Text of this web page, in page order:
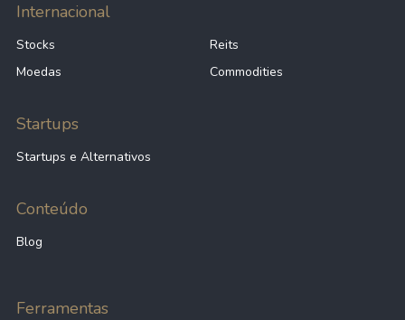
Internacional
Stocks
Reits
Moedas
Commodities
Startups
Startups e Alternativos
Conteúdo
Blog
Ferramentas